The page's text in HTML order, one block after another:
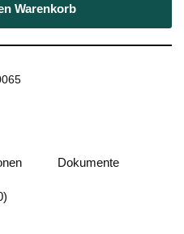
Warenkorb
Dokumente